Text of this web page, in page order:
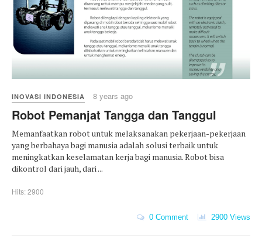
INOVASI INDONESIA 8 years ago
Robot Pemanjat Tangga dan Tanggul
Memanfaatkan robot untuk melaksanakan pekerjaan-pekerjaan
yang berbahaya bagi manusia adalah solusi terbaik untuk
meningkatkan keselamatan kerja bagi manusia. Robot bisa
dikontrol dari jauh, dari ...
Hits: 2900
0 Comment 2900 Views